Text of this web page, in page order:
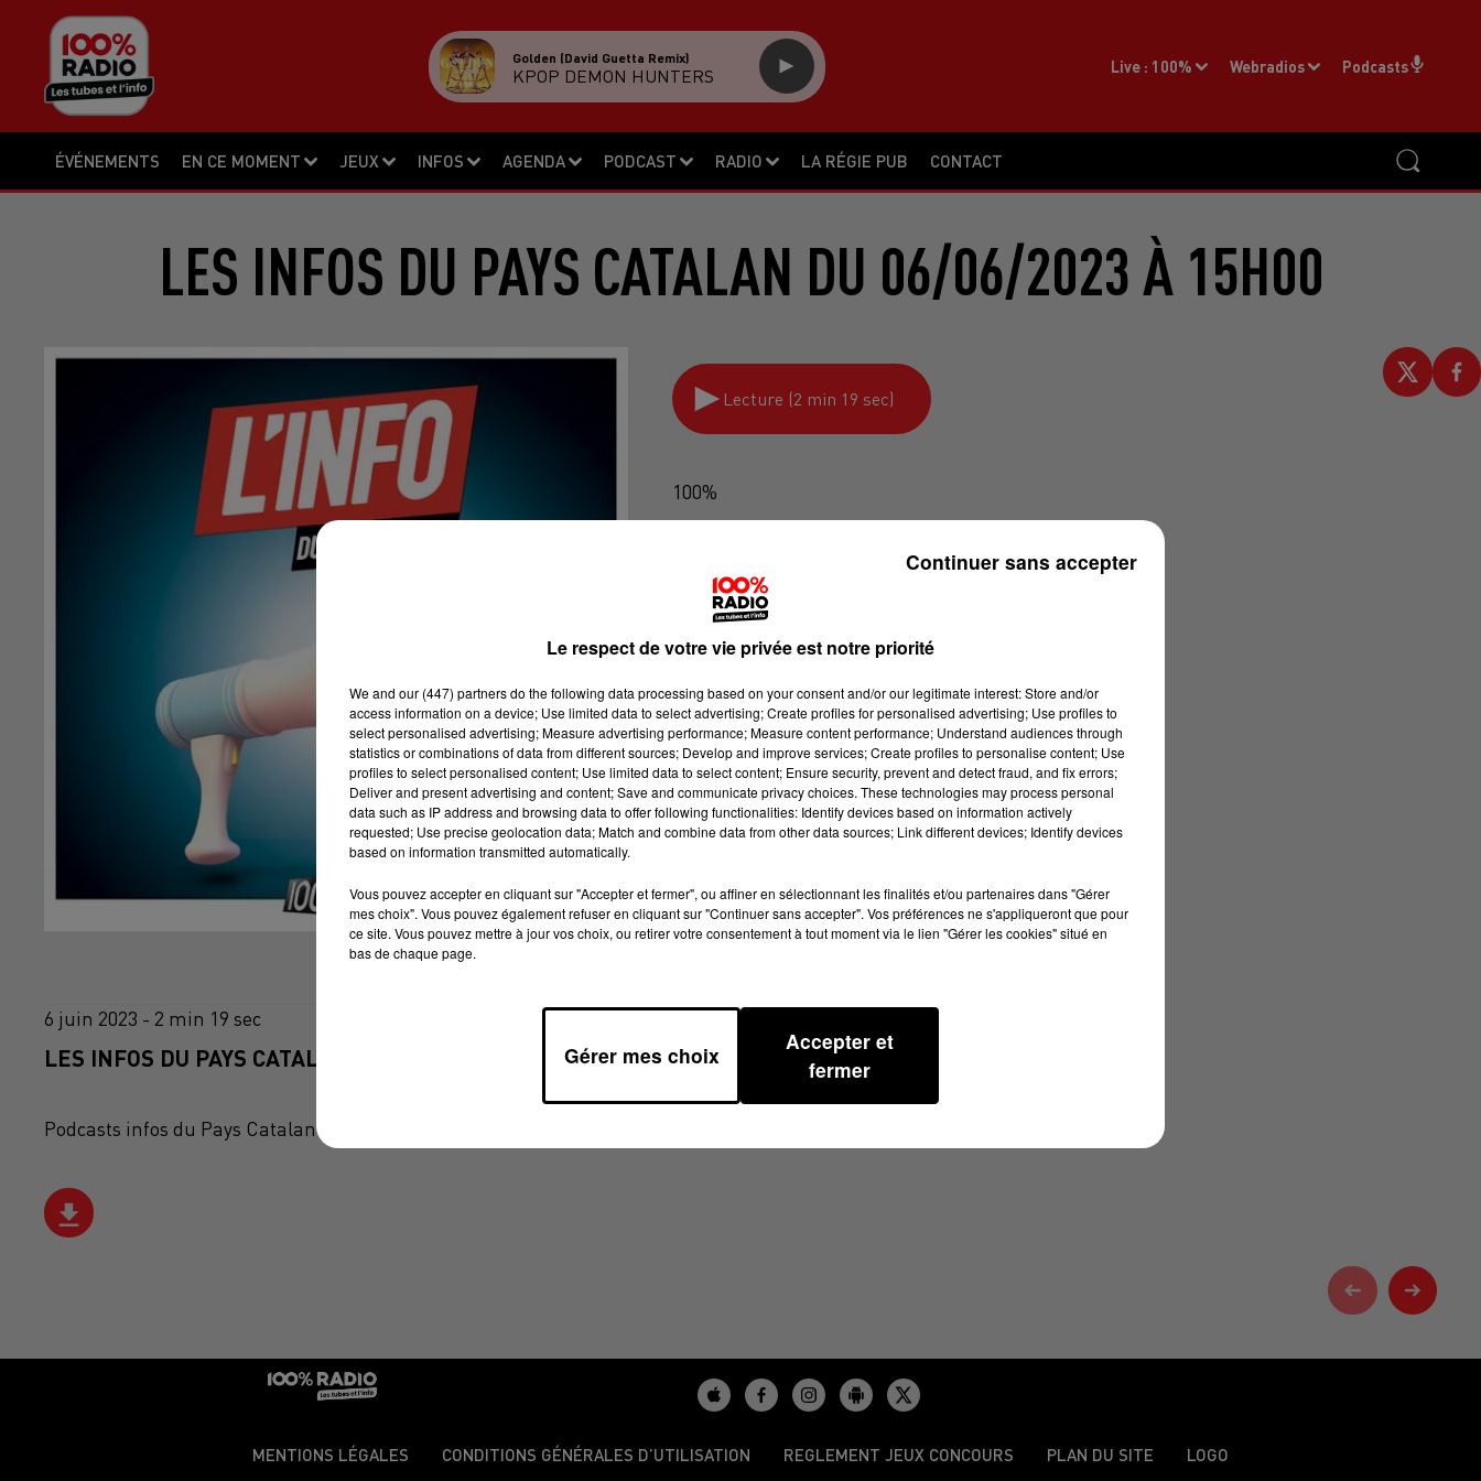
ÉVÉNEMENTS EN CE MOMENT JEUX INFOS AGENDA PODCAST RADIO LA RÉGIE PUB CONTACT
Live : 100% Webradios Podcasts
Golden (david Guetta Remix)
KPOP DEMON HUNTERS
LES INFOS DU PAYS CATALAN DU 06/06/2023 À 15H00
Lecture (2 min 19 sec)
100%
6 juin 2023 - 2 min 19 sec
LES INFOS DU PAYS CATALAN DU 06/06/2023 À 15H00
Podcasts infos du Pays Catalan
MENTIONS LÉGALES CONDITIONS GÉNÉRALES D’UTILISATION REGLEMENT JEUX CONCOURS PLAN DU SITE LOGO
Le respect de votre vie privée est notre priorité
We and our (447) partnersdo the following data processing based on your consent and/or our legitimate interest: Store and/or
access information on a device; Use limited data to select advertising; Create profiles for personalised advertising; Use profiles to
select personalised advertising; Measure advertising performance; Measure content performance; Understand audiences through
statistics or combinations of data from different sources; Develop and improve services; Create profiles to personalise content; Use
profiles to select personalised content; Use limited data to select content; Ensure security, prevent and detect fraud, and fix errors;
Deliver and present advertising and content; Save and communicate privacy choices. These technologies may process personal
data such as IP address and browsing data to offer following functionalities: Identify devices based on information actively
requested; Use precise geolocation data; Match and combine data from other data sources; Link different devices; Identify devices
based on information transmitted automatically.
Vous pouvez accepter en cliquant sur "Accepter et fermer", ou affiner en sélectionnant les finalités et/ou partenaires dans "Gérer
mes choix". Vous pouvez également refuser en cliquant sur "Continuer sans accepter". Vos préférences ne s'appliqueront que pour
ce site. Vous pouvez mettre à jour vos choix, ou retirer votre consentement à tout moment via le lien "Gérer les cookies" situé en
bas de chaque page.
Gérer mes choix
Accepter et
fermer
Continuer sans accepter